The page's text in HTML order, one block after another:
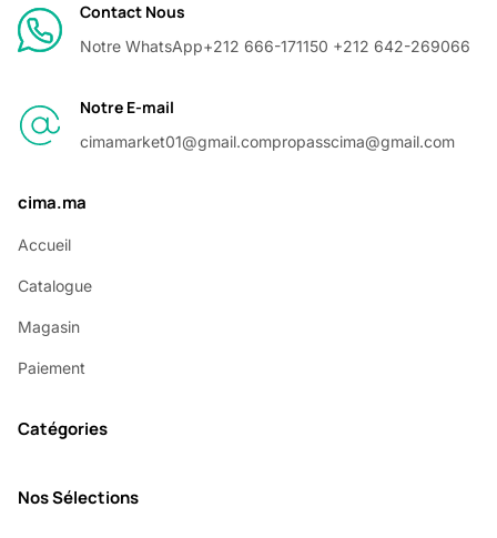
Contact Nous
Notre WhatsApp+212 666-171150 +212 642-269066
Notre E-mail
cimamarket01@gmail.compropasscima@gmail.com
cima.ma
Accueil
Catalogue
Magasin
Paiement
Catégories
Nos Sélections